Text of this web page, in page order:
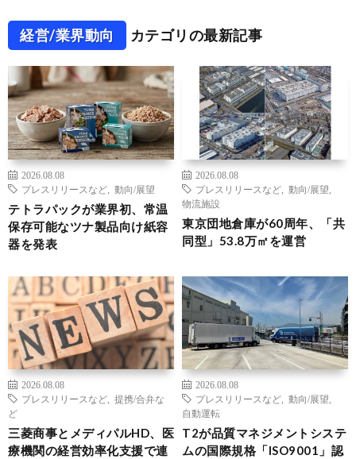
経営/業界動向 カテゴリの最新記事
2026.08.08
プレスリリースなど
動向/展望
テトラパックが業界初、常温
保存可能なツナ製品向け紙容
器を発表
2026.08.08
プレスリリースなど
動向/展望
物流施設
東京団地倉庫が60周年、「共
同型」53.8万㎡を運営
2026.08.08
プレスリリースなど
提携/合弁な
ど
三菱商事とメディパルHD、医
療機関の経営効率化支援で連
2026.08.08
プレスリリースなど
動向/展望
自動運転
T2が品質マネジメントシステ
ムの国際規格「ISO9001」認